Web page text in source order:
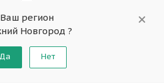
Ваш регион
Новгород ?
Да Нет